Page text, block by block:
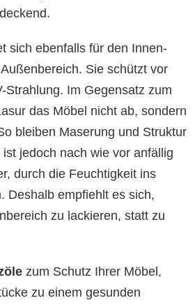
sich ebenfalls für den Innen-
Sie schützt vor
Strahlung. Im Gegensatz zum
das Möbel nicht ab, sondern
bleiben Maserung und Struktur
jedoch nach wie vor anfällig
durch die Feuchtigkeit ins
Deshalb empfiehlt es sich,
zu lackieren, statt zu
zum Schutz Ihrer Möbel,
zu einem gesunden